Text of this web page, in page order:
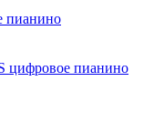
пианино